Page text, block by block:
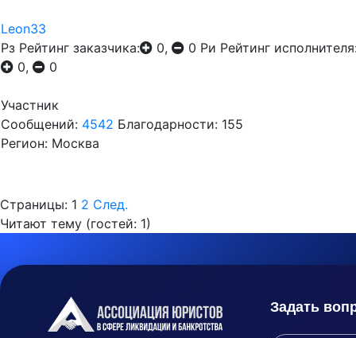
Leon33
Рз Рейтинг заказчика: 0, 0 Ри Рейтинг
0,
0
Участник
Сообщений: 4542 Благодарности: 155
Регион: Москва
Страницы: 1 2 След.
Читают тему (гостей: 1)
Задать